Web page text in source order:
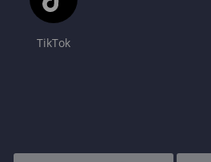
TikTok